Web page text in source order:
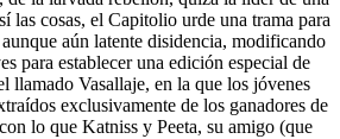
las cosas, el Capitolio urde una trama para
aún latente disidencia, modificando
para establecer una edición especial de
llamado Vasallaje, en la que los jóvenes
exclusivamente de los ganadores de
lo que Katniss y Peeta, su amigo (que